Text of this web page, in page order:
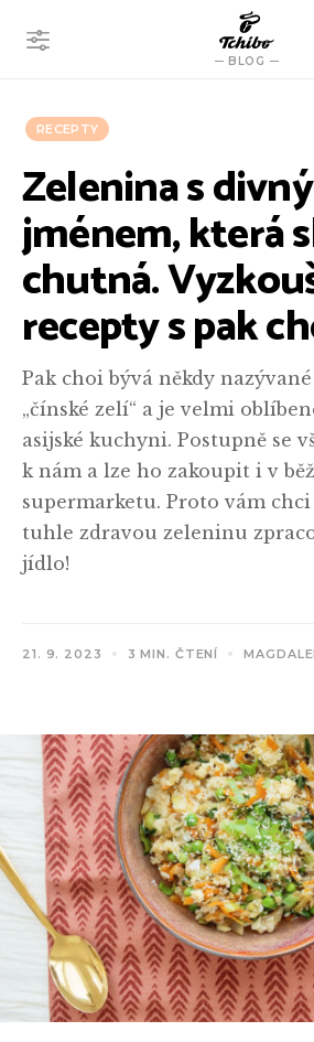
BLOG
RECEPTY
Zelenina s
jménem, která
chutná.
recepty s pak
Pak choi bývá někdy
„čínské zelí“ a je velmi
asijské kuchyni. Postupně se
k nám a lze ho zakoupit i v
supermarketu. Proto vám
tuhle zdravou zeleninu
jídlo!
21. 9. 2023 3 MIN. ČTENÍ